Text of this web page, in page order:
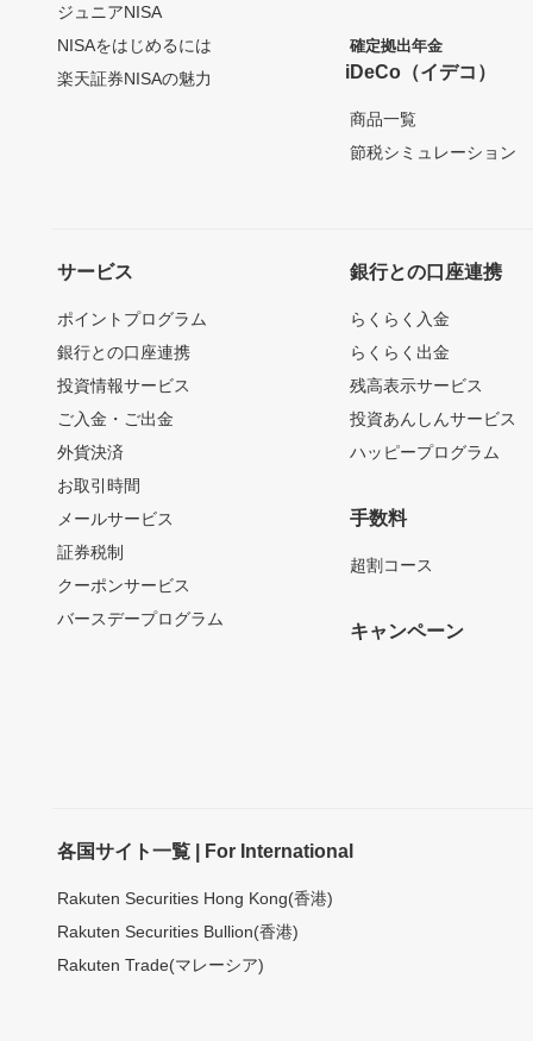
ジュニアNISA
NISAをはじめるには
楽天証券NISAの魅力
確定拠出年金
iDeCo（イデコ）
商品一覧
節税シミュレーション
サービス
ポイントプログラム
銀行との口座連携
投資情報サービス
ご入金・ご出金
外貨決済
お取引時間
メールサービス
証券税制
クーポンサービス
バースデープログラム
銀行との口座連携
らくらく入金
らくらく出金
残高表示サービス
投資あんしんサービス
ハッピープログラム
手数料
超割コース
キャンペーン
各国サイト一覧 | For International
Rakuten Securities Hong Kong(香港)
Rakuten Securities Bullion(香港)
Rakuten Trade(マレーシア)